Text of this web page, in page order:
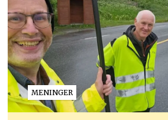
MENINGER